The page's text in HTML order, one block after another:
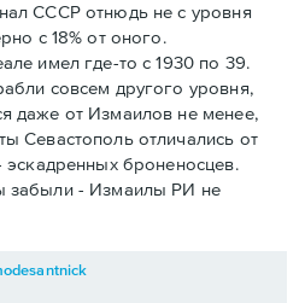
СССР отнюдь не с уровня
с 18% от оного.
имел где-то с 1930 по 39.
совсем другого уровня,
даже от Измаилов не менее,
Севастополь отличались от
эскадренных броненосцев.
забыли - Измаилы РИ не